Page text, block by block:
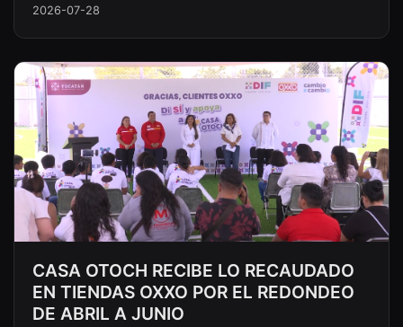
2026-07-28
CASA OTOCH RECIBE LO RECAUDADO
EN TIENDAS OXXO POR EL REDONDEO
DE ABRIL A JUNIO